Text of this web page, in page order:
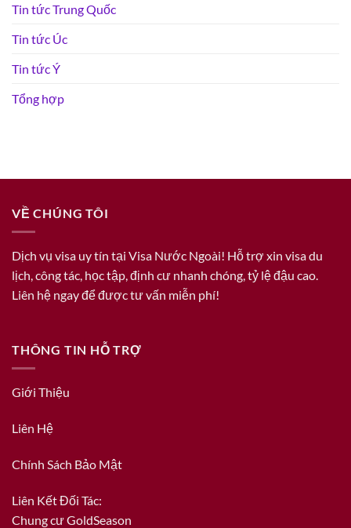
Tin tức Trung Quốc
Tin tức Úc
Tin tức Ý
Tổng hợp
VỀ CHÚNG TÔI
Dịch vụ visa uy tín tại Visa Nước Ngoài! Hỗ trợ xin visa du
lịch, công tác, học tập, định cư nhanh chóng, tỷ lệ đậu cao.
Liên hệ ngay để được tư vấn miễn phí!
THÔNG TIN HỖ TRỢ
Giới Thiệu
Liên Hệ
Chính Sách Bảo Mật
Liên Kết Đối Tác:
Chung cư GoldSeason